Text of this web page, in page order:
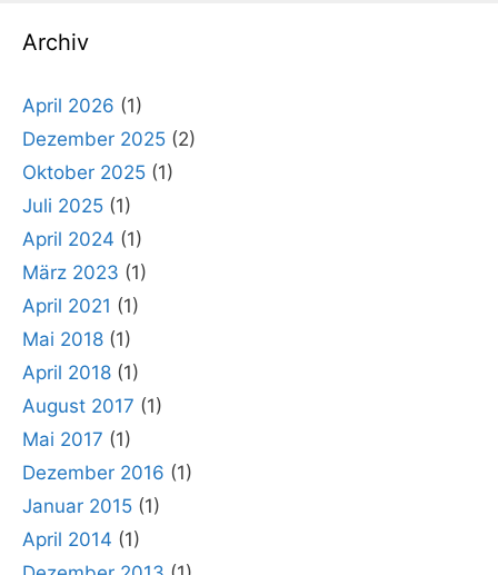
Archiv
April 2026 (1)
Dezember 2025 (2)
Oktober 2025 (1)
Juli 2025 (1)
April 2024 (1)
März 2023 (1)
April 2021 (1)
Mai 2018 (1)
April 2018 (1)
August 2017 (1)
Mai 2017 (1)
Dezember 2016 (1)
Januar 2015 (1)
April 2014 (1)